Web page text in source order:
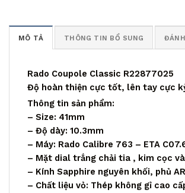
MÔ TẢ THÔNG TIN BỔ SUNG
Rado Coupole Classic R22877025
Độ hoàn thiện cực tốt, lên tay cực
Thông tin sản phẩm:
– Size: 41mm
– Độ dày: 10.3mm
– Máy: Rado Calibre 763 – ETA
– Mặt dial trắng chải tia , kim cọc
– Kính Sapphire nguyên khối, phủ
– Chất liệu vỏ: Thép không gỉ cao